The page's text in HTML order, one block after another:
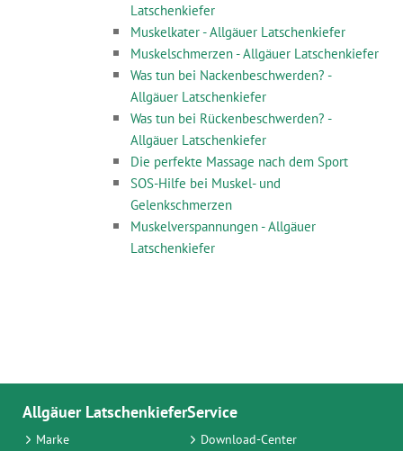
Latschenkiefer
Muskelkater - Allgäuer Latschenkiefer
Muskelschmerzen - Allgäuer Latschenkiefer
Was tun bei Nackenbeschwerden? -
Allgäuer Latschenkiefer
Was tun bei Rückenbeschwerden? -
Allgäuer Latschenkiefer
Die perfekte Massage nach dem Sport
SOS-Hilfe bei Muskel- und
Gelenkschmerzen
Muskelverspannungen - Allgäuer
Latschenkiefer
Allgäuer Latschenkiefer
Marke
Service
Download-Center